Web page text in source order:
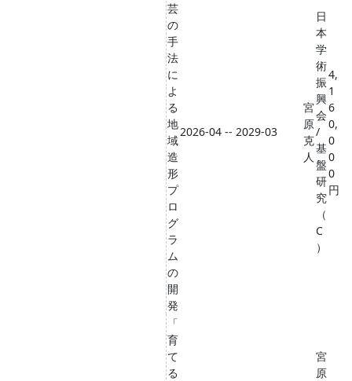
芸
の
手
法
に
よ
る
地
域
造
形
プ
ロ
グ
ラ
ム
の
開
発
2026-04 -- 2029-03
宮
原
克
人
日
本
学
術
振
興
会
/
基
盤
研
究
（
C
）
4,
1
6
0,
0
0
0
円
「
育
て
る
宮
原